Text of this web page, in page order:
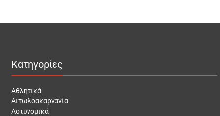
Κατηγορίες
Αθλητικά
Αιτωλοακαρνανία
Αστυνομικά